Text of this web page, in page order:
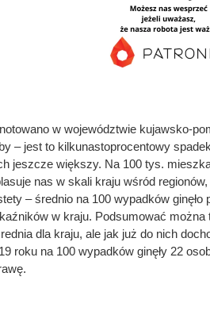
w województwie kujawsko-
– jest to kilkunastoprocentowy
jeszcze większy. Na 100 tys.
nas w skali kraju wśród
– średnio na 100 wypadków
w kraju. Podsumować
dla kraju, ale jak już do nich
roku na 100 wypadków ginęły 22